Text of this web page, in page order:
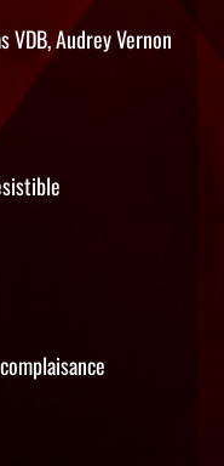
VDB, Audrey Vernon